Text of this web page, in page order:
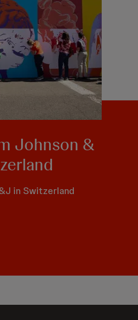
Johnson &
in Switzerland